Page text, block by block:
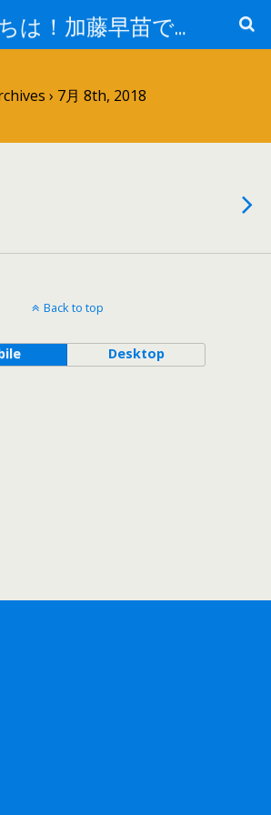
こんにちは！加藤早苗です。
› 7月 8th, 2018
Back to top
Desktop